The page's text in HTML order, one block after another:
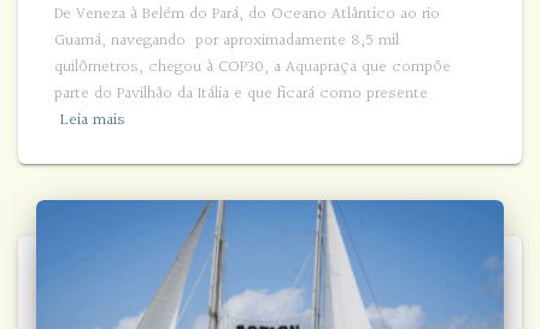
De Veneza à Belém do Pará, do Oceano Atlântico ao rio
Guamá, navegando por aproximadamente 8,5 mil
quilômetros, chegou à COP30, a Aquapraça que compõe
parte do Pavilhão da Itália e que ficará como presente
Leia mais